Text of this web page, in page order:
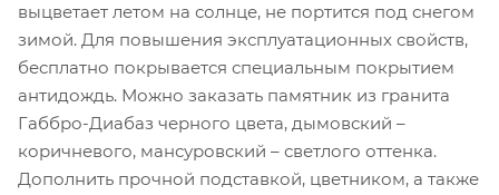
выцветает летом на солнце, не портится под снегом
зимой. Для повышения эксплуатационных свойств,
бесплатно покрывается специальным покрытием
антидождь. Можно заказать памятник из гранита
Габбро-Диабаз черного цвета, дымовский –
коричневого, мансуровский – светлого оттенка.
Дополнить прочной подставкой, цветником, а также